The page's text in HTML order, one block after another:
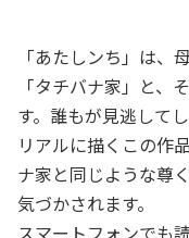
「あたしンち」は、
「タチバナ家」と、
す。誰もが見逃して
リアルに描くこの作
ナ家と同じような尊
気づかされます。